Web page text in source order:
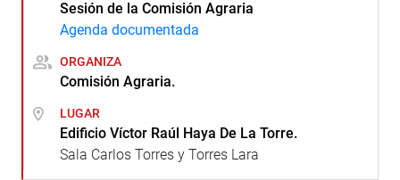
Sesión de la Comisión Agraria
Agenda documentada
ORGANIZA
Comisión Agraria.
LUGAR
Edificio Víctor Raúl Haya De La Torre.
Sala Carlos Torres y Torres Lara